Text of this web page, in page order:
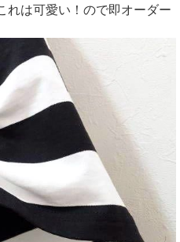
れは可愛い！ので即オーダー